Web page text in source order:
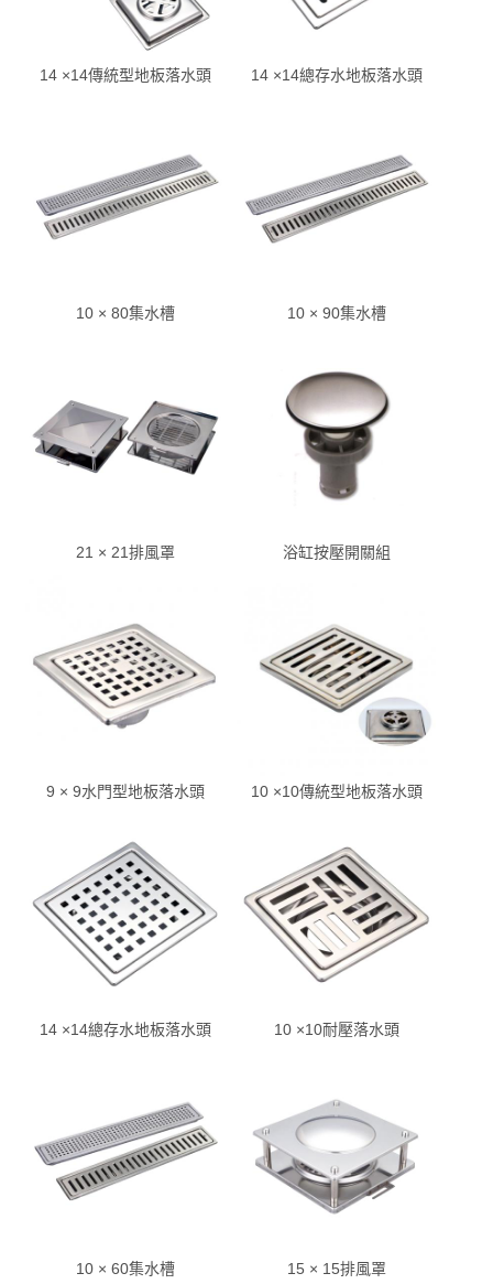
14 ×14傳統型地板落水頭 14 ×14總存水地板落水頭
10 × 80集水槽 10 × 90集水槽
21 × 21排風罩 浴缸按壓開關組
9 × 9水門型地板落水頭 10 ×10傳統型地板落水頭
14 ×14總存水地板落水頭 10 ×10耐壓落水頭
10 × 60集水槽 15 × 15排風罩